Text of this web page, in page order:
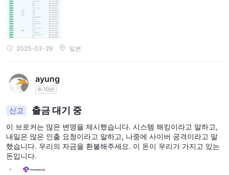
2025-03-29 일본
ayung
6-10년
신고 출금 대기 중
이 브로커는 많은 변명을 제시했습니다. 시스템 해킹이라고 말하고,
내일은 많은 인출 요청이라고 말하고, 나중에 사이버 공격이라고 말
했습니다. 우리의 자금을 환불해주세요. 이 돈이 우리가 가지고 있는
돈입니다.